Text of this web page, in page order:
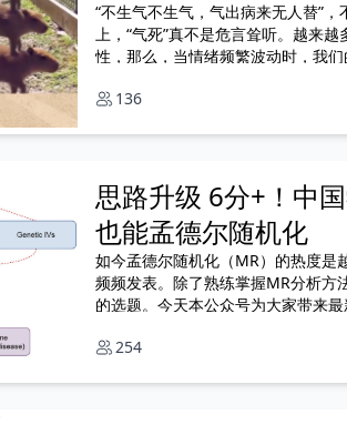
“不生气不生气，气出病来无人替”
上，“气死”真不是危言耸听。越来
性，那么，当情绪频繁波动时，我
136
思路升级 6分+！中
也能孟德尔随机化
如今孟德尔随机化（MR）的热度是
频频发表。除了熟练掌握MR分析方
的选题。今天本公众号为大家带来
254